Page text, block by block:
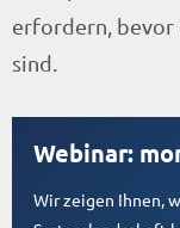
erfordern, bevor
sind.
Webinar:
Wir zeigen Ihnen,